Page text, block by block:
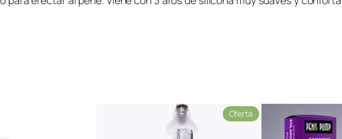
Oferta Producto
en